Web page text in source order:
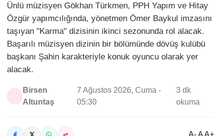
Ünlü müzisyen Gökhan Türkmen, PPH Yapım ve Hitay
Özgür yapımcılığında, yönetmen Ömer Baykul imzasını
taşıyan "Karma" dizisinin ikinci sezonunda rol alacak.
Başarılı müzisyen dizinin bir bölümünde dövüş kulübü
başkanı Şahin karakteriyle konuk oyuncu olarak yer
alacak.
Birsen
Altuntaş
7 Ağustos 2026, Cuma -
05:30
3 dk
okuma
A- A A+